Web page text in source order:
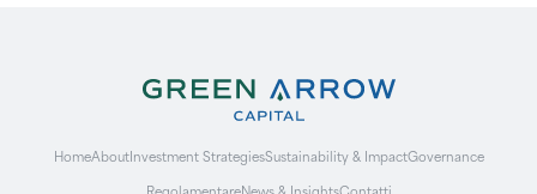
HomeAboutInvestment StrategiesSustainability & ImpactGovernance